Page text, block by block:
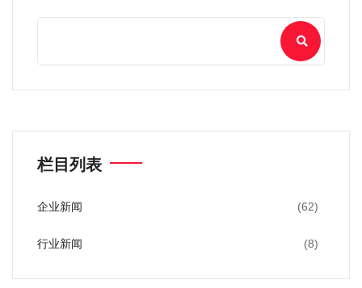
栏目列表
企业新闻 (62)
行业新闻 (8)